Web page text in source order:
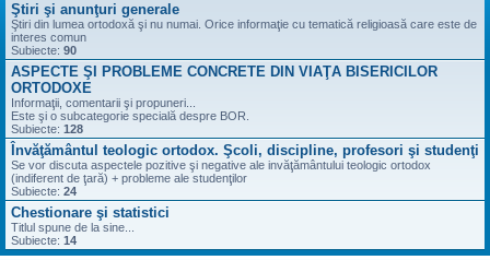
Ştiri şi anunţuri generale
Ştiri din lumea ortodoxă şi nu numai. Orice informaţie cu tematică religioasă care este de
interes comun
Subiecte: 90
ASPECTE ŞI PROBLEME CONCRETE DIN VIAŢA BISERICILOR
ORTODOXE
Informaţii, comentarii şi propuneri...
Este şi o subcategorie specială despre BOR.
Subiecte: 128
Învăţământul teologic ortodox. Şcoli, discipline, profesori şi studenţi
Se vor discuta aspectele pozitive şi negative ale invăţământului teologic ortodox
(indiferent de ţară) + probleme ale studenţilor
Subiecte: 24
Chestionare şi statistici
Titlul spune de la sine...
Subiecte: 14